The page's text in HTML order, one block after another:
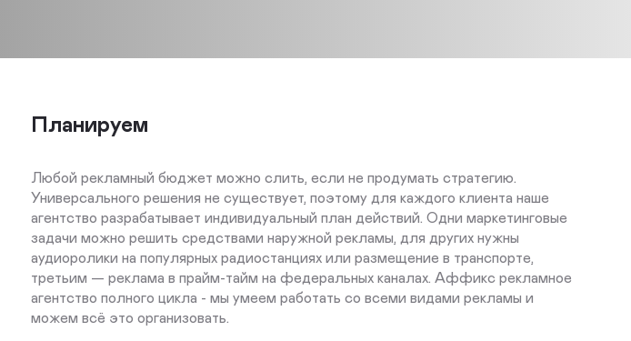
Планируем
Любой рекламный бюджет можно слить, если не продумать стратегию.
Универсального решения не существует, поэтому для каждого клиента наше
агентство разрабатывает индивидуальный план действий. Одни маркетинговые
задачи можно решить средствами наружной рекламы, для других нужны
аудиоролики на популярных радиостанциях или размещение в транспорте,
третьим — реклама в прайм-тайм на федеральных каналах. Аффикс рекламное
агентство полного цикла - мы умеем работать со всеми видами рекламы и
можем всё это организовать.